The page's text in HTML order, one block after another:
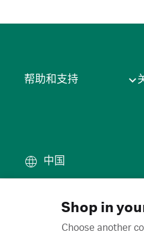
Shop in
Choose another
帮助和支持
中国